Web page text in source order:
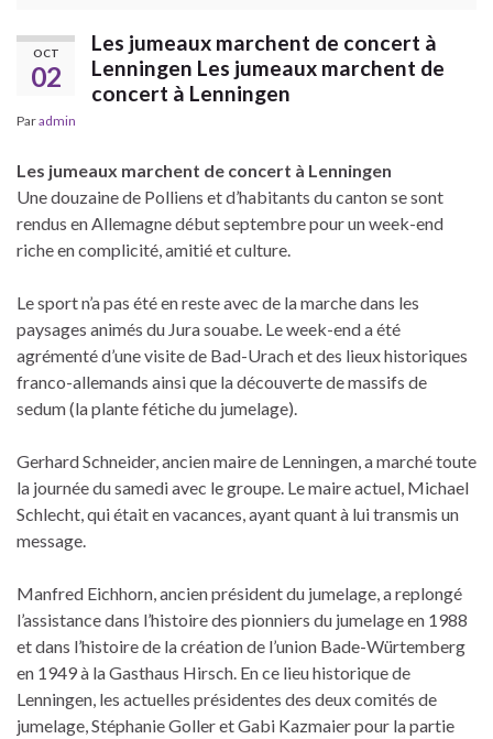
OCT
02
Les jumeaux marchent de concert à
Lenningen Les jumeaux marchent de
concert à Lenningen
Paradmin
Les jumeaux marchent de concert à Lenningen
Une douzaine de Polliens et d’habitants du canton se sont
rendus en Allemagne début septembre pour un week-end
riche en complicité, amitié et culture.
Le sport n’a pas été en reste avec de la marche dans les
paysages animés du Jura souabe. Le week-end a été
agrémenté d’une visite de Bad-Urach et des lieux historiques
franco-allemands ainsi que la découverte de massifs de
sedum (la plante fétiche du jumelage).
Gerhard Schneider, ancien maire de Lenningen, a marché toute
la journée du samedi avec le groupe. Le maire actuel, Michael
Schlecht, qui était en vacances, ayant quant à lui transmis un
message.
Manfred Eichhorn, ancien président du jumelage, a replongé
l’assistance dans l’histoire des pionniers du jumelage en 1988
et dans l’histoire de la création de l’union Bade-Würtemberg
en 1949 à la Gasthaus Hirsch. En ce lieu historique de
Lenningen, les actuelles présidentes des deux comités de
jumelage, Stéphanie Goller et Gabi Kazmaier pour la partie